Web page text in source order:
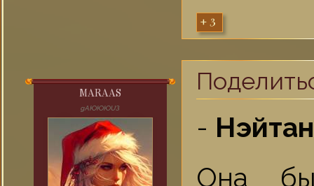
+3
MARAAS
gAЮЮЮUЗ
- Нэйтан
Она